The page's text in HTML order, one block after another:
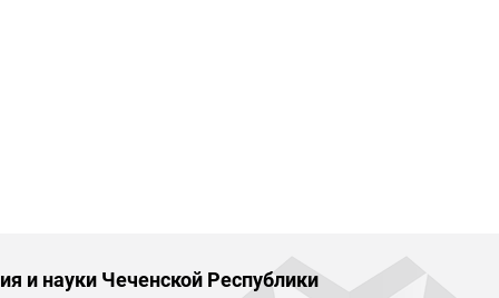
и науки Чеченской Республики